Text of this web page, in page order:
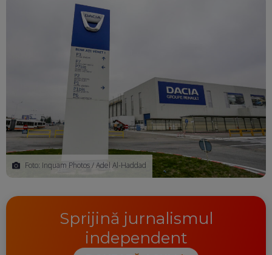
Foto: Inquam Photos / Adel Al-Haddad
Sprijină jurnalismul
independent